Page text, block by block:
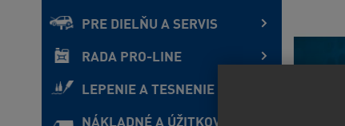
PRE DIELŇU A SERVIS
RADA PRO-LINE
LEPENIE A TESNENIE
NÁKLADNÉ A ÚŽITKOVÉ